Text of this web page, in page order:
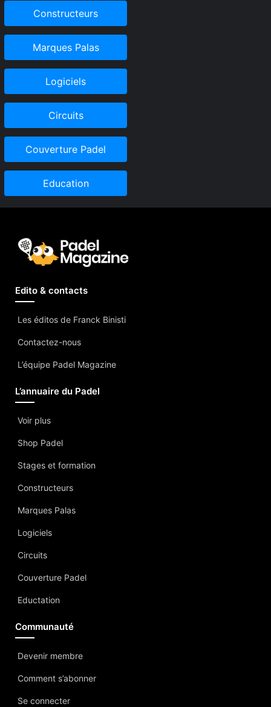
Constructeurs
Marques Palas
Logiciels
Circuits
Couverture Padel
Education
Edito & contacts
Les éditos de Franck Binisti
Contactez-nous
L’équipe Padel Magazine
L’annuaire du Padel
Voir plus
Shop Padel
Stages et formation
Constructeurs
Marques Palas
Logiciels
Circuits
Couverture Padel
Eductation
Communauté
Devenir membre
Comment s’abonner
Se connecter